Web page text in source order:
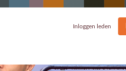
Inloggen leden